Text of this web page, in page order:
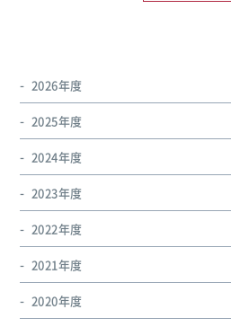
2026年度
2025年度
2024年度
2023年度
2022年度
2021年度
2020年度